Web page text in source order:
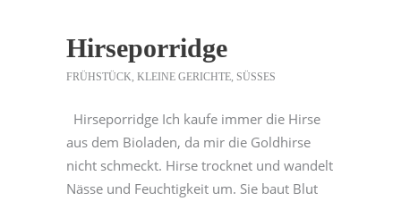
Hirseporridge
FRÜHSTÜCK, KLEINE GERICHTE, SÜSSES
Hirseporridge Ich kaufe immer die Hirse
aus dem Bioladen, da mir die Goldhirse
nicht schmeckt. Hirse trocknet und wandelt
Nässe und Feuchtigkeit um. Sie baut Blut